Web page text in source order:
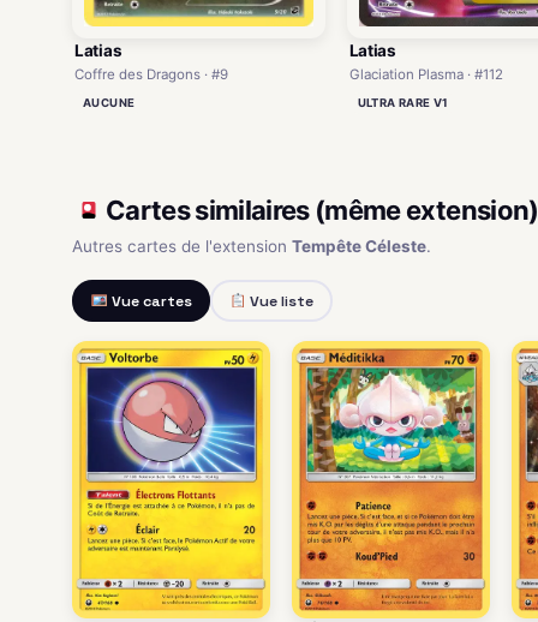
Latias
Coffre des Dragons · #9
AUCUNE
Latias
Glaciation Plasma · #112
ULTRA RARE V1
Cartes similaires (même extension)
Autres cartes de l'extension Tempête Céleste.
Vue cartes Vue liste